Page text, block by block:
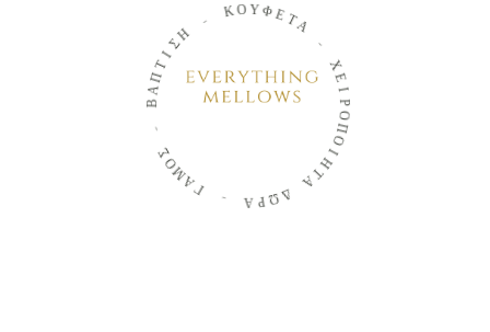
Γ
Α
Μ
Ο
Σ
Β
Α
Π
Τ
Ι
Σ
Η
ΚΟΥΦΕΤΑ
-
Χ
Ε
Ρ
Ο
Π
Ο
Ι
Η
Τ
Α
Δ
Ω
Ρ
Α